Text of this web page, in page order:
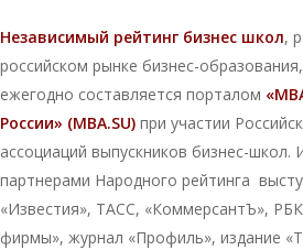
Независимый рейтинг бизнес школ,
российском рынке бизнес-
ежегодно составляется порталом
России» (MBA.SU) при участии
ассоциаций выпускников бизнес-
партнерами Народного рейтинга
«Известия», ТАСС, «КоммерсантЪ»,
фирмы», журнал «Профиль», издание